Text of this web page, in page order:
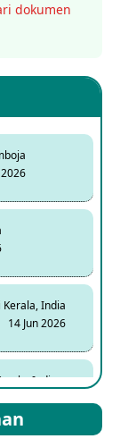
dokumen
2026
India
14 Jun 2026
India